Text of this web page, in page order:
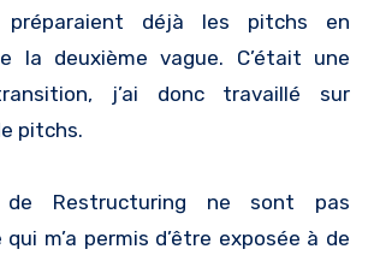
préparaient déjà les pitchs en
la deuxième vague. C’était une
j’ai donc travaillé sur
pitchs.
de Restructuring ne sont pas
m’a permis d’être exposée à de